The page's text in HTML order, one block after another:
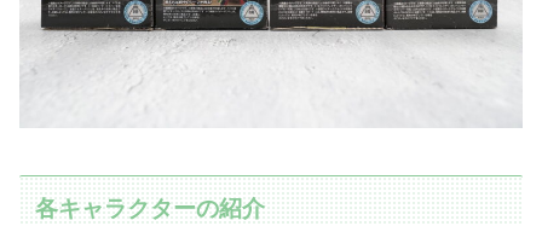
各キャラクターの紹介